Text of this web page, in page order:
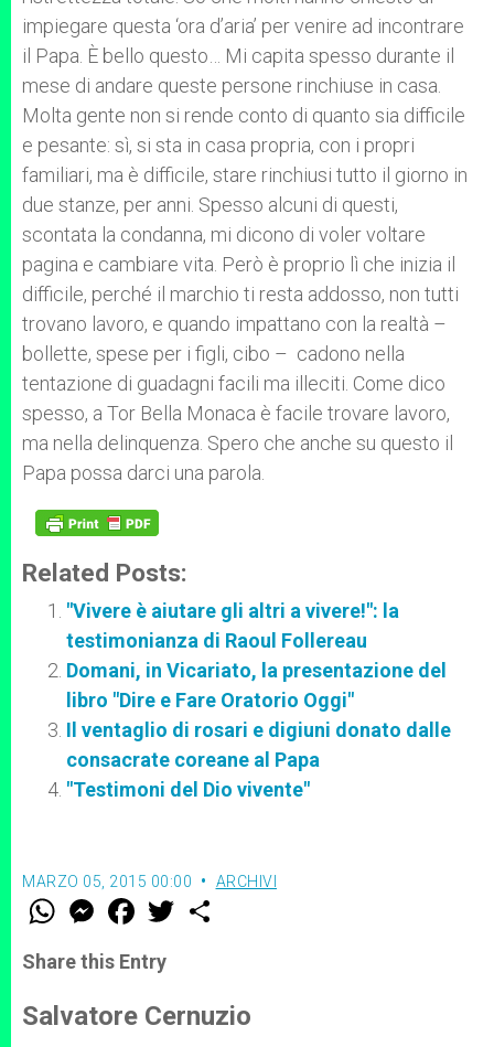
impiegare questa ‘ora d’aria’ per venire ad incontrare
il Papa. È bello questo… Mi capita spesso durante il
mese di andare queste persone rinchiuse in casa.
Molta gente non si rende conto di quanto sia difficile
e pesante: sì, si sta in casa propria, con i propri
familiari, ma è difficile, stare rinchiusi tutto il giorno in
due stanze, per anni. Spesso alcuni di questi,
scontata la condanna, mi dicono di voler voltare
pagina e cambiare vita. Però è proprio lì che inizia il
difficile, perché il marchio ti resta addosso, non tutti
trovano lavoro, e quando impattano con la realtà –
bollette, spese per i figli, cibo – cadono nella
tentazione di guadagni facili ma illeciti. Come dico
spesso, a Tor Bella Monaca è facile trovare lavoro,
ma nella delinquenza. Spero che anche su questo il
Papa possa darci una parola.
Related Posts:
"Vivere è aiutare gli altri a vivere!": la
testimonianza di Raoul Follereau
Domani, in Vicariato, la presentazione del
libro "Dire e Fare Oratorio Oggi"
Il ventaglio di rosari e digiuni donato dalle
consacrate coreane al Papa
"Testimoni del Dio vivente"
MARZO 05, 2015 00:00 ARCHIVI
W
t
s
p
p
M
e
s
e
g
e
F
a
e
b
o
k
w
r
Share this Entry
Salvatore Cernuzio